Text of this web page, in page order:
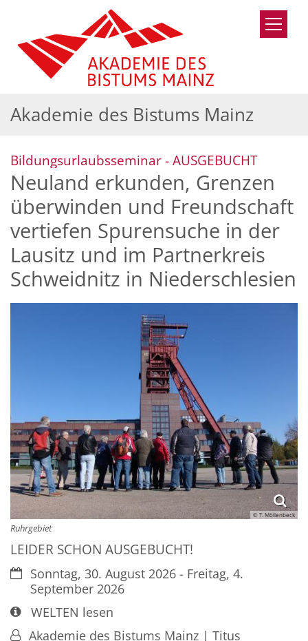
Zum Inhalt springen
Akademie des Bistums Mainz
Bildungsurlaubsseminar - AUSGEBUCHT:
Neuland erkunden, Grenzen
überwinden und Freundschaft
vertiefen Spurensuche in der
Lausitz und im Partnerkreis
Schweidnitz in Niederschlesien
© T. Möllenbeck
Ruhrgebiet
LEIDER SCHON AUSGEBUCHT!
Datum:Sonntag, 30. August 2026 - Freitag, 4.
September 2026
Art bzw. Nummer:
WELTEN lesen
Von:Akademie des Bistums Mainz | Titus